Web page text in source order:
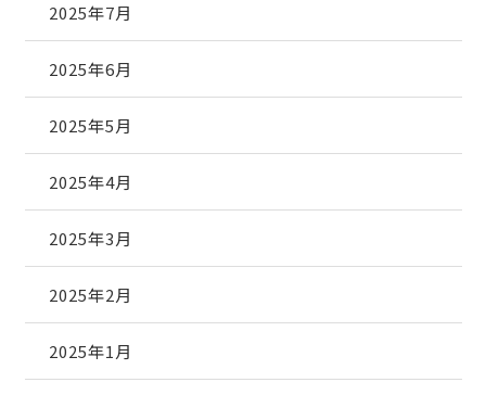
2025年7月
2025年6月
2025年5月
2025年4月
2025年3月
2025年2月
2025年1月